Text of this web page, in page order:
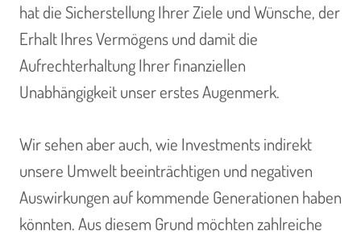
hat die Sicherstellung Ihrer Ziele und Wünsche, der
Erhalt Ihres Vermögens und damit die
Aufrechterhaltung Ihrer finanziellen
Unabhängigkeit unser erstes Augenmerk.
Wir sehen aber auch, wie Investments indirekt
unsere Umwelt beeinträchtigen und negativen
Auswirkungen auf kommende Generationen haben
könnten. Aus diesem Grund möchten zahlreiche